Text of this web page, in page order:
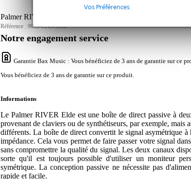
Vos Préférences
Palmer RIVER Elde boîte de direct passive 2 canaux
Référence : 9000-0149-3956
Notre engagement service
Garantie Bax Music : Vous bénéficiez de 3 ans de garantie sur ce
Vous bénéficiez de 3 ans de garantie sur ce produit.
Informations
Le Palmer RIVER Elde est une boîte de direct passive à
provenant de claviers ou de synthétiseurs, par exemple, mais
différents. La boîte de direct convertit le signal asymétrique à
impédance. Cela vous permet de faire passer votre signal
sans compromettre la qualité du signal. Les deux canaux
sorte qu'il est toujours possible d'utiliser un moniteur
symétrique. La conception passive ne nécessite pas
rapide et facile.